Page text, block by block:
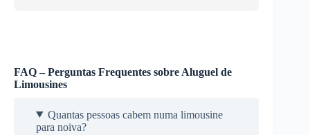
FAQ – Perguntas Frequentes sobre Aluguel de
Limousines
Quantas pessoas cabem numa limousine
para noiva?